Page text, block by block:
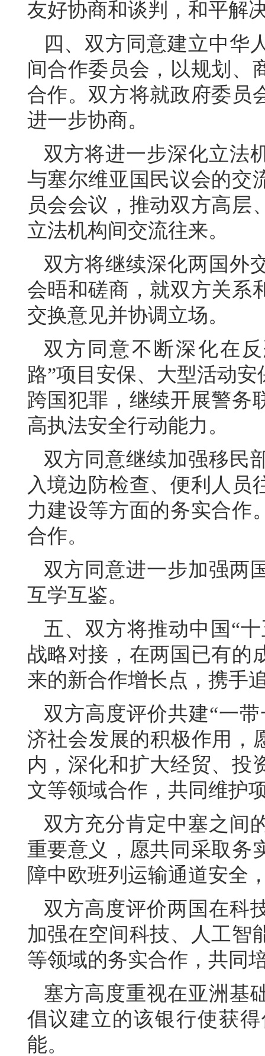
友好协商和谈判，和平解
四、双方同意建立中华
间合作委员会，以规划、
合作。双方将就政府委员
进一步协商。
双方将进一步深化立法
与塞尔维亚国民议会的交
员会会议，推动双方高层
立法机构间交流往来。
双方将继续深化两国外
会晤和磋商，就双方关系
交换意见并协调立场。
双方同意不断深化在
路”项目安保、大型活动
跨国犯罪，继续开展警务
高执法安全行动能力。
双方同意继续加强移民
入境边防检查、便利人员
力建设等方面的务实合作
合作。
双方同意进一步加强两
互学互鉴。
五、双方将推动中国“
战略对接，在两国已有的
来的新合作增长点，携手
双方高度评价共建“一
济社会发展的积极作用，
内，深化和扩大经贸、投
文等领域合作，共同维护
双方充分肯定中塞之间
重要意义，愿共同采取务
障中欧班列运输通道安全
双方高度评价两国在科
加强在空间科技、人工智
等领域的务实合作，共同
塞方高度重视在亚洲基
倡议建立的该银行使获
能。